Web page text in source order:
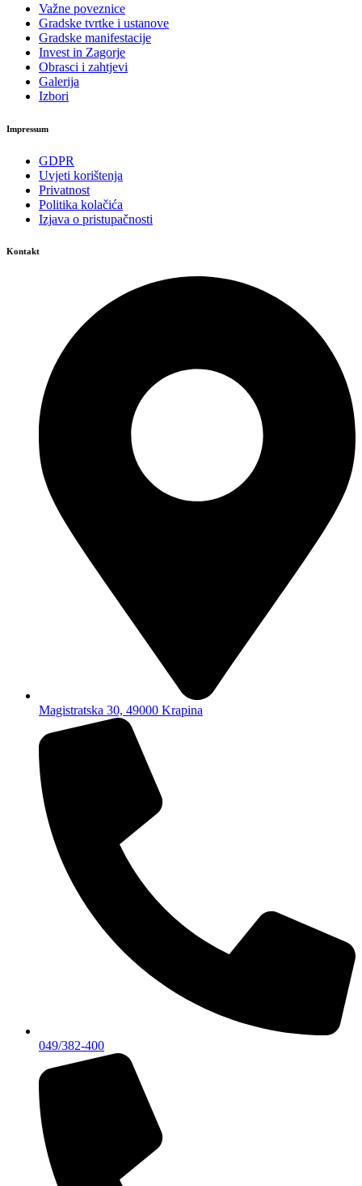
Važne poveznice
Gradske tvrtke i ustanove
Gradske manifestacije
Invest in Zagorje
Obrasci i zahtjevi
Galerija
Izbori
Impressum
GDPR
Uvjeti korištenja
Privatnost
Politika kolačića
Izjava o pristupačnosti
Kontakt
Magistratska 30, 49000 Krapina
049/382-400